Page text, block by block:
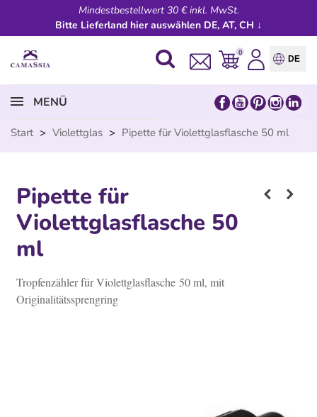
Mindestbestellwert 30 € inkl. MwSt.
Bitte Lieferland hier auswählen DE, AT, CH ↓
0
DE
MENÜ
Start > Violettglas > Pipette für Violettglasflasche 50 ml
Pipette für
Violettglasflasche 50
ml
Tropfenzähler für Violettglasflasche 50 ml, mit
Originalitätssprengring